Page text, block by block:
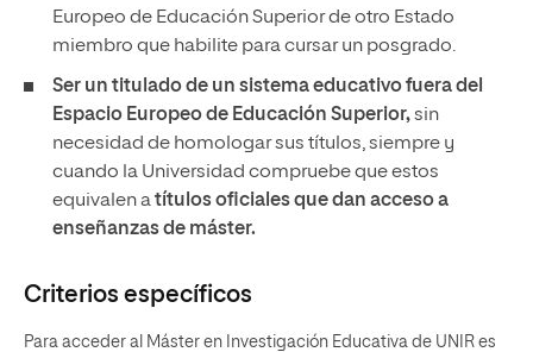
Europeo de Educación Superior de otro Estado
miembro que habilite para cursar un posgrado.
Ser un titulado de un sistema educativo fuera del
Espacio Europeo de Educación Superior,sin
necesidad de homologar sus títulos, siempre y
cuando la Universidad compruebe que estos
equivalen atítulos oficiales que dan acceso a
enseñanzas de máster.
Criterios específicos
Para acceder al Máster en Investigación Educativa de UNIR es